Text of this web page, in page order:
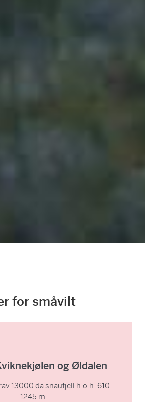
for småvilt
og Øldalen
13000 da snaufjell h.o.h. 610-
1245 m